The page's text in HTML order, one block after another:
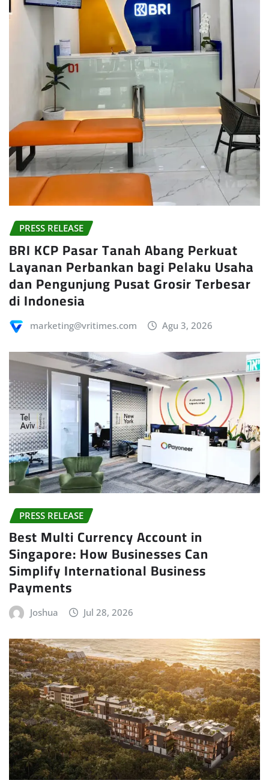
PRESS RELEASE
BRI KCP Pasar Tanah Abang Perkuat
Layanan Perbankan bagi Pelaku Usaha
dan Pengunjung Pusat Grosir Terbesar
di Indonesia
marketing@vritimes.com Agu 3, 2026
PRESS RELEASE
Best Multi Currency Account in
Singapore: How Businesses Can
Simplify International Business
Payments
Joshua Jul 28, 2026